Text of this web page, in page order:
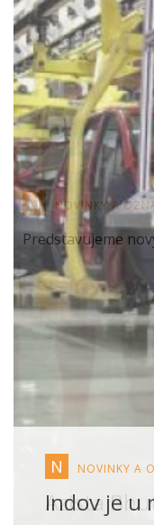
N NOVINKY A
Azista
N NOVINKY A
Predstavujeme